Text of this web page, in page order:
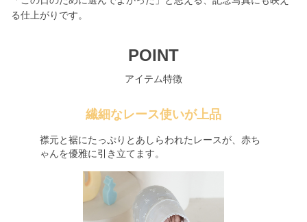
る仕上がりです。
POINT
アイテム特徴
繊細なレース使いが上品
襟元と裾にたっぷりとあしらわれたレースが、赤ち
ゃんを優雅に引き立てます。